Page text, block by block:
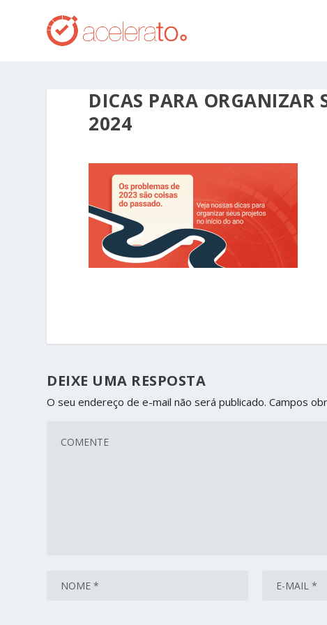
DICAS PARA ORGANIZAR
2024
DEIXE UMA RESPOSTA
O seu endereço de e-mail não será publicado. Campos